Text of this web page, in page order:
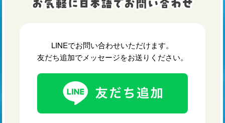
LINEでお問い合わせいただけます。
友だち追加でメッセージをお送りください。